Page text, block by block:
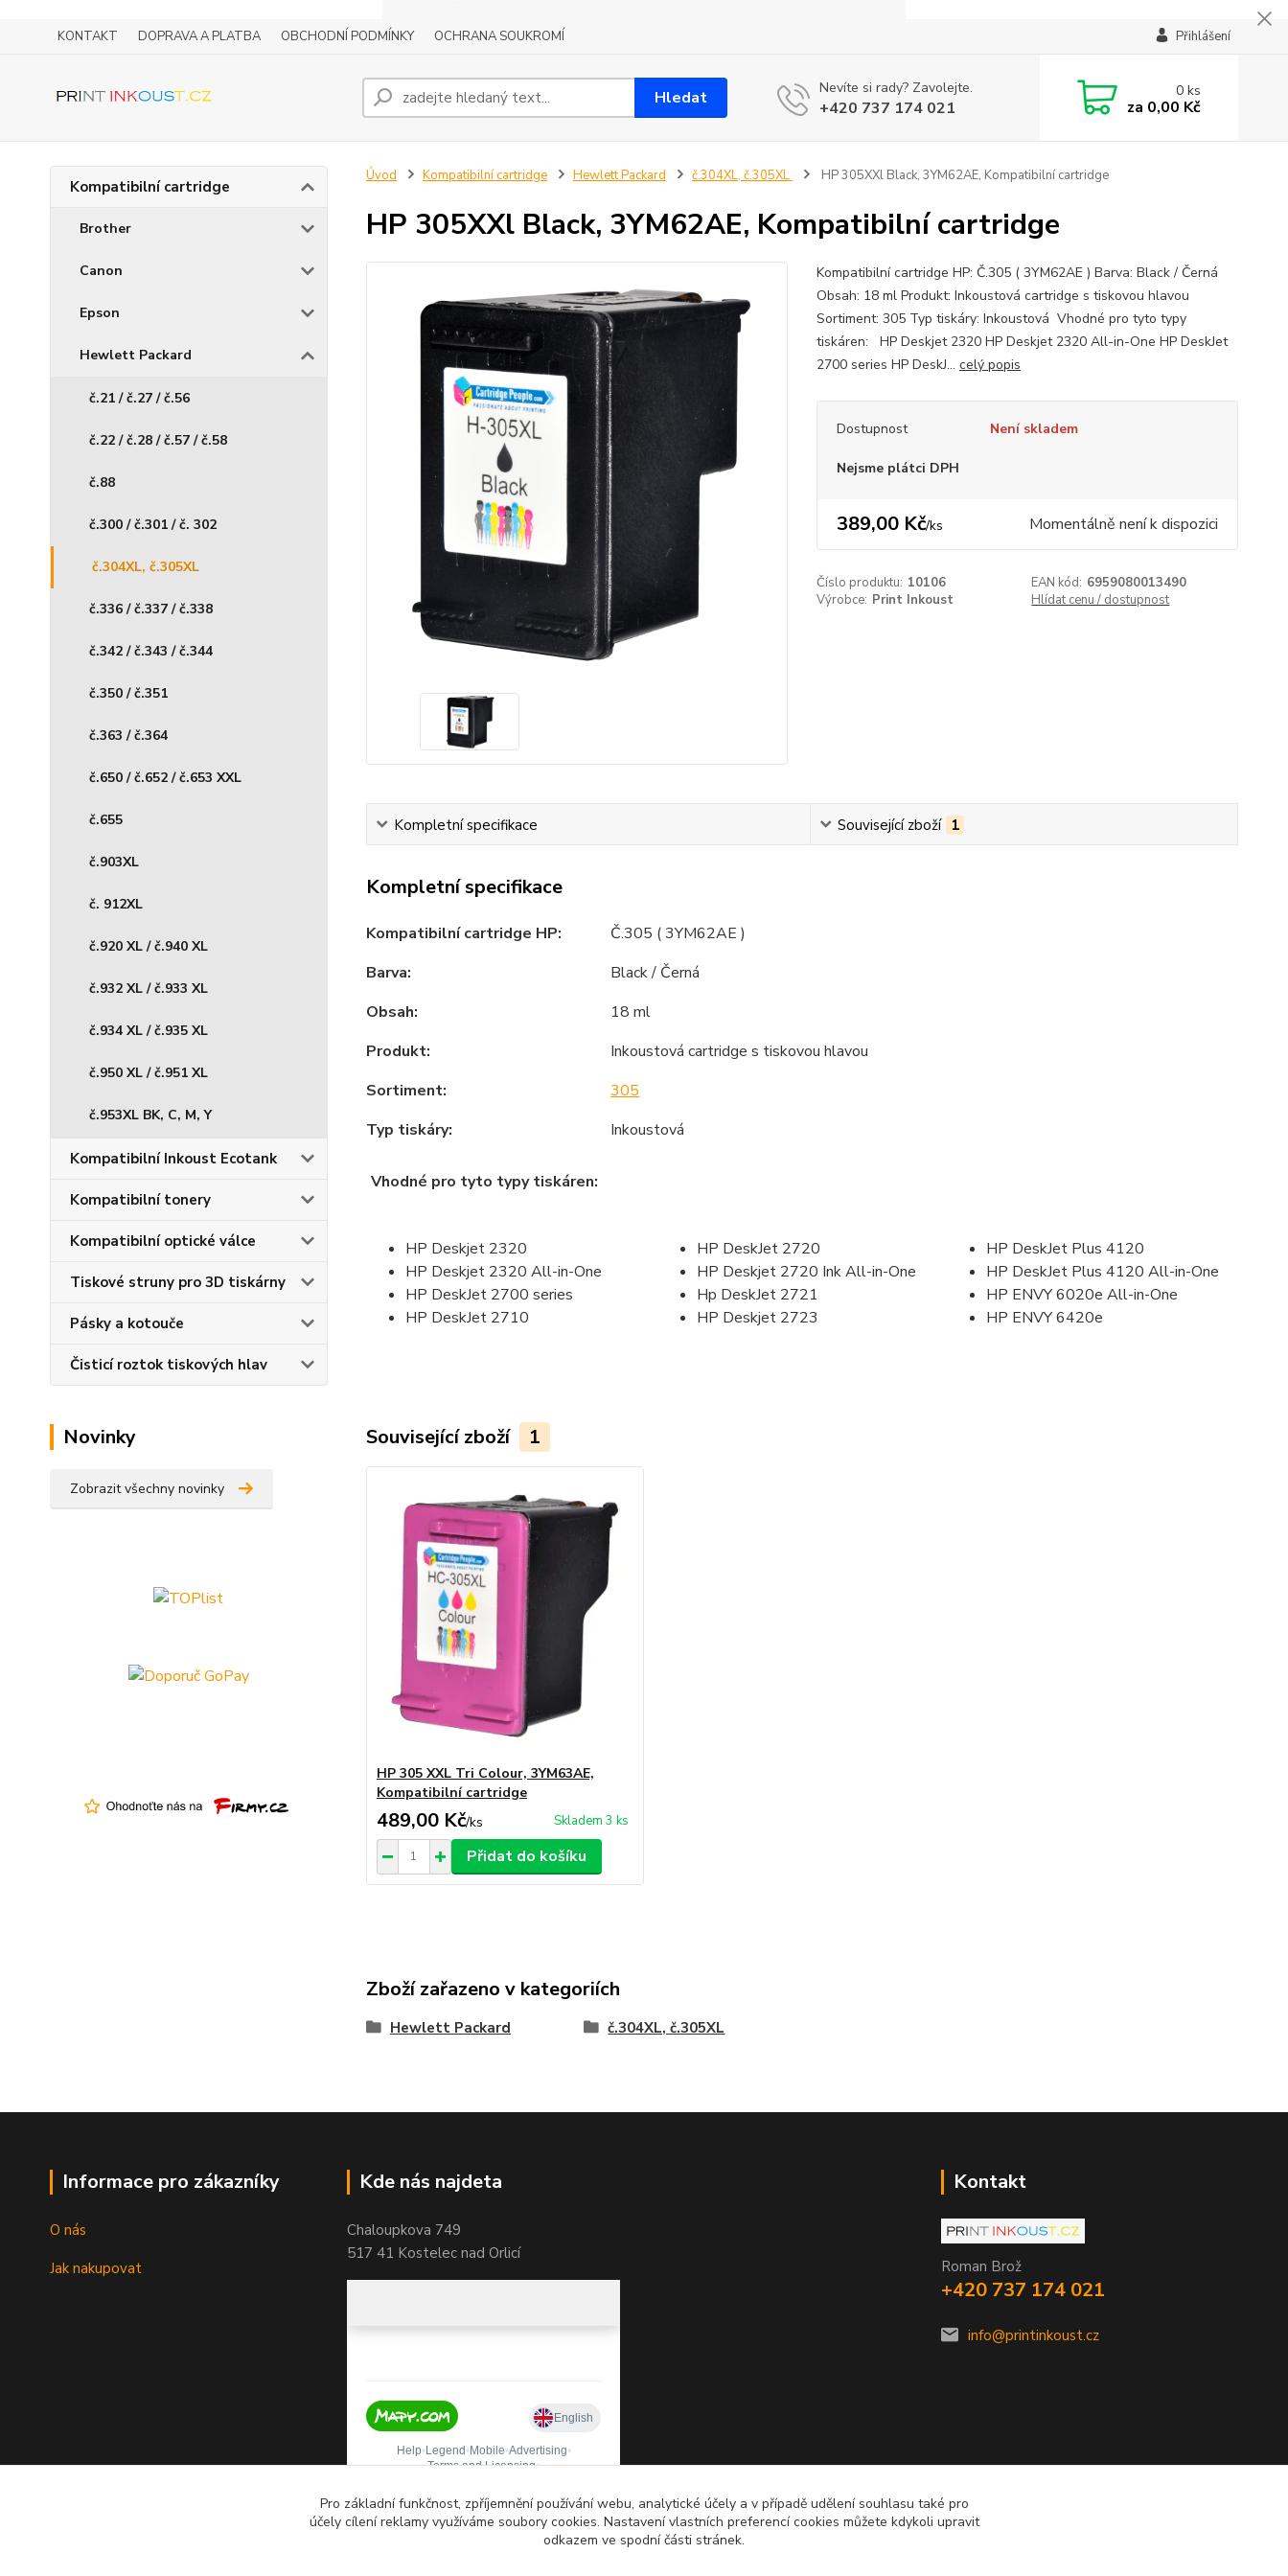
KONTAKT DOPRAVA A PLATBA OBCHODNÍ PODMÍNKY OCHRANA SOUKROMÍ Přihlášení
Hledat Nevíte si rady? Zavolejte.
+420 737 174 021
0ks
za 0,00 Kč
Kompatibilní cartridge
Brother
Canon
Epson
Hewlett Packard
č.21 / č.27 / č.56
č.22 / č.28 / č.57 / č.58
č.88
č.300 / č.301 / č. 302
č.304XL, č.305XL
č.336 / č.337 / č.338
č.342 / č.343 / č.344
č.350 / č.351
č.363 / č.364
č.650 / č.652 / č.653 XXL
č.655
č.903XL
č. 912XL
č.920 XL / č.940 XL
č.932 XL / č.933 XL
č.934 XL / č.935 XL
č.950 XL / č.951 XL
č.953XL BK, C, M, Y
Kompatibilní Inkoust Ecotank
Kompatibilní tonery
Kompatibilní optické válce
Tiskové struny pro 3D tiskárny
Pásky a kotouče
Čisticí roztok tiskových hlav
Novinky
Zobrazit všechny novinky
Úvod Kompatibilní cartridge Hewlett Packard č.304XL, č.305XL HP 305XXl Black, 3YM62AE, Kompatibilní cartridge
HP 305XXl Black, 3YM62AE, Kompatibilní cartridge
Kompatibilní cartridge HP: Č.305 ( 3YM62AE ) Barva: Black / Černá
Obsah: 18 ml Produkt: Inkoustová cartridge s tiskovou hlavou
Sortiment: 305 Typ tiskáry: Inkoustová Vhodné pro tyto typy
tiskáren: HP Deskjet 2320 HP Deskjet 2320 All-in-One HP DeskJet
2700 series HP DeskJ... celý popis
Dostupnost Není skladem
Nejsme plátci DPH
389,00 Kč/ks Momentálně není k dispozici
Číslo produktu: 10106 EAN kód: 6959080013490
Výrobce: Print Inkoust Hlídat cenu / dostupnost
Kompletní specifikace Související zboží 1
Kompletní specifikace
Kompatibilní cartridge HP:
Č.305 ( 3YM62AE )
Barva:
Black / Černá
Obsah:
18 ml
Produkt:
Inkoustová cartridge s tiskovou hlavou
Sortiment:
305
Typ tiskáry:
Inkoustová
Vhodné pro tyto typy tiskáren:
HP Deskjet 2320
HP Deskjet 2320 All-in-One
HP DeskJet 2700 series
HP DeskJet 2710
HP DeskJet 2720
HP Deskjet 2720 Ink All-in-One
Hp DeskJet 2721
HP Deskjet 2723
HP DeskJet Plus 4120
HP DeskJet Plus 4120 All-in-One
HP ENVY 6020e All-in-One
HP ENVY 6420e
Související zboží 1
HP 305 XXL Tri Colour, 3YM63AE,
Kompatibilní cartridge
489,00 Kč/ks Skladem 3 ks
Přidat do košíku
Zboží zařazeno v kategoriích
Hewlett Packard č.304XL, č.305XL
Informace pro zákazníky
O nás
Jak nakupovat
Kde nás najdeta
Chaloupkova 749
517 41 Kostelec nad Orlicí
Kontakt
Roman Brož
+420 737 174 021
info@printinkoust.cz
Pro základní funkčnost, zpříjemnění používání webu, analytické účely a v případě udělení souhlasu také pro
účely cílení reklamy využíváme soubory cookies. Nastavení vlastních preferencí cookies můžete kdykoli upravit
odkazem ve spodní části stránek.